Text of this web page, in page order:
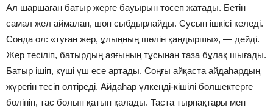
Ал шаршаған батыр жерге бауырын төсеп жатады. Бетін
самал жел аймалап, шөп сыбдырлайды. Сусын ішкісі келеді.
Сонда ол: «туған жер, ұлыңның шөлін қандыршы», — дейді.
Жер тесіліп, батырдың аяғының тұсынан таза бұлақ шығады.
Батыр ішіп, күші үш есе артады. Соңғы айқаста айдаһардың
жүрегін тесіп өлтіреді. Айдаһар үлкенді-кішілі бөлшектерге
бөлініп, тас болып қатып қалады. Таста тырнақтары мен